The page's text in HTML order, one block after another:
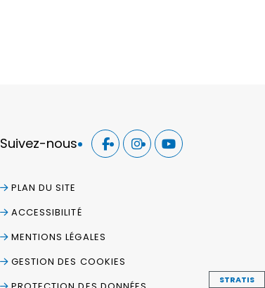
Suivez-nous
PLAN DU SITE
ACCESSIBILITÉ
MENTIONS LÉGALES
GESTION DES COOKIES
STRATIS